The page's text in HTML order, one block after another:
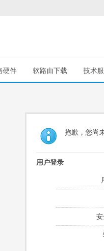
硬件 软路由下载 技术
抱歉，您尚
用户登录